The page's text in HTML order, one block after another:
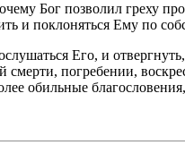
Бог позволил греху
и поклоняться Ему по
Его, и
смерти, погребении,
обильные